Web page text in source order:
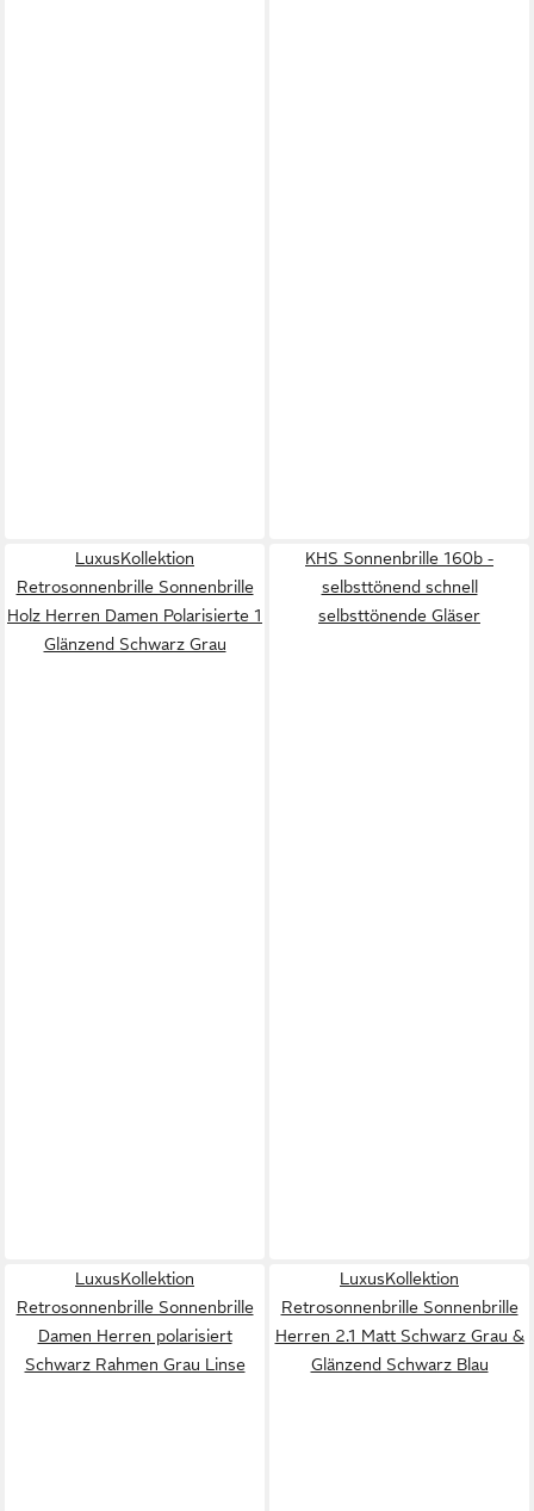
LuxusKollektion
Retrosonnenbrille Sonnenbrille
Holz Herren Damen Polarisierte 1
Glänzend Schwarz Grau
KHS Sonnenbrille 160b -
selbsttönend schnell
selbsttönende Gläser
LuxusKollektion
Retrosonnenbrille Sonnenbrille
Damen Herren polarisiert
Schwarz Rahmen Grau Linse
LuxusKollektion
Retrosonnenbrille Sonnenbrille
Herren 2.1 Matt Schwarz Grau &
Glänzend Schwarz Blau